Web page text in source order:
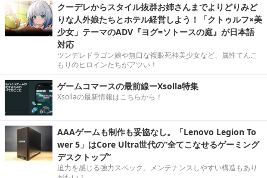
クーデレからスタイル抜群お姉さんまでよりどりみど
りな人外娘たちとホテル経営しよう！「クトゥルフ×美
少女」テーマのADV『ヨグ=ソトースの庭』が日本語
対応
ツンデレドラゴン娘や無口な複眼死神美少女など、属性てんこ
もりのヒロインたちがアツい！
ゲームコマースの最前線ーXsolla特集
Xsollaの最新情報はこちらから！
AAAゲームも制作も妥協なし。「Lenovo Legion To
wer 5」はCore Ultra世代の“全てこなせるゲーミング
デスクトップ”
迫力を感じる強力スペック。メンテナンスしやすい構造もあり